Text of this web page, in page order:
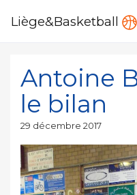
Liège&Basketball
Antoine
le bilan
Publié
29 décembre 2017